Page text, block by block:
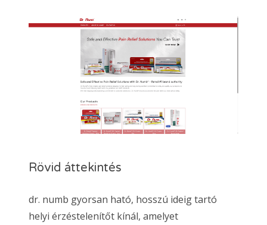
Rövid áttekintés
dr. numb gyorsan ható, hosszú ideig tartó
helyi érzéstelenítőt kínál, amelyet